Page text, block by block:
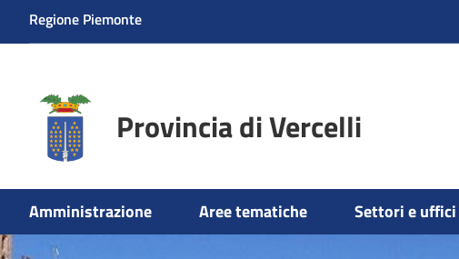
Regione Piemonte
Provincia di Vercelli
Amministrazione Aree tematiche Settori e uffici